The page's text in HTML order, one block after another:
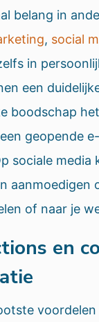
belang in
, social
in
een
boodschap
geopende
sociale media
aanmoedigen
of naar je
en